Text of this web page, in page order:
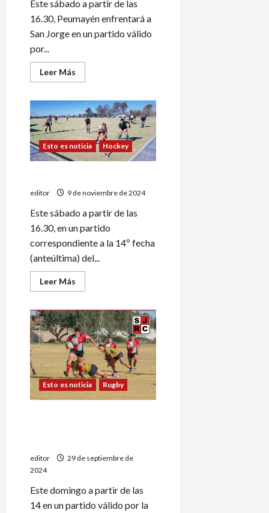
Este sábado a partir de las
16.30, Peumayén enfrentará a
San Jorge en un partido válido
por...
Leer Más
más
San
Jorge
y
un
partido
clave
ante
Peumayén
Esto es noticia Hockey
editor 9 de noviembre de 2024
Este sábado a partir de las
16.30, en un partido
correspondiente a la 14º fecha
(anteúltima) del...
Leer Más
más
En
busca
de
los
Play
Off
Esto es noticia Rugby
editor
29 de septiembre de
2024
Este domingo a partir de las
14 en un partido válido por la